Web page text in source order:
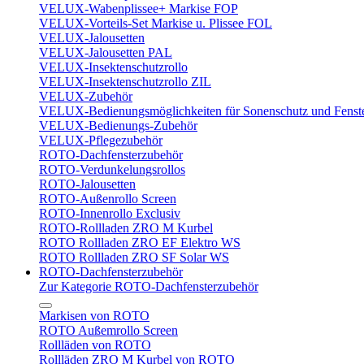
VELUX-Wabenplissee+ Markise FOP
VELUX-Vorteils-Set Markise u. Plissee FOL
VELUX-Jalousetten
VELUX-Jalousetten PAL
VELUX-Insektenschutzrollo
VELUX-Insektenschutzrollo ZIL
VELUX-Zubehör
VELUX-Bedienungsmöglichkeiten für Sonenschutz und
VELUX-Bedienungs-Zubehör
VELUX-Pflegezubehör
ROTO-Dachfensterzubehör
ROTO-Verdunkelungsrollos
ROTO-Jalousetten
ROTO-Außenrollo Screen
ROTO-Innenrollo Exclusiv
ROTO-Rollladen ZRO M Kurbel
ROTO Rollladen ZRO EF Elektro WS
ROTO Rollladen ZRO SF Solar WS
ROTO-Dachfensterzubehör
Zur Kategorie ROTO-Dachfensterzubehör
Markisen von ROTO
ROTO Außemrollo Screen
Rollläden von ROTO
Rollläden ZRO M Kurbel von ROTO